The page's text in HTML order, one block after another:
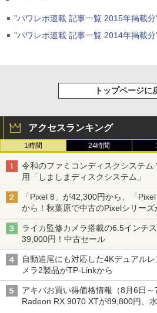
"パワレポ連載 記事一覧 2015年掲載
"パワレポ連載 記事一覧 2014年掲載
トップページに
アクセスランキング
1時間 24時間
令和のファミコンディスクシステ
用「しましまディスクシステム」
「Pixel 8」が42,300円から、「
から！秋葉原で中古のPixelシリーズ
ライカ監修カメラ搭載の6.5インチ
39,000円！中古セール
自動追尾にも対応した4Kデュアル
メラ2製品がTP-Linkから
アキバお買い得価格情報（8月6日～
Radeon RX 9070 XTが89,800円、